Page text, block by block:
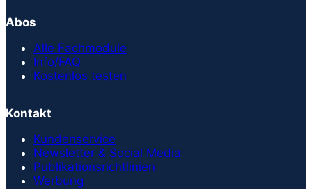
Abos
Alle Fachmodule
Info/FAQ
Kostenlos testen
Kontakt
Kundenservice
Newsletter & Social Media
Publikationsrichtlinien
Werbung